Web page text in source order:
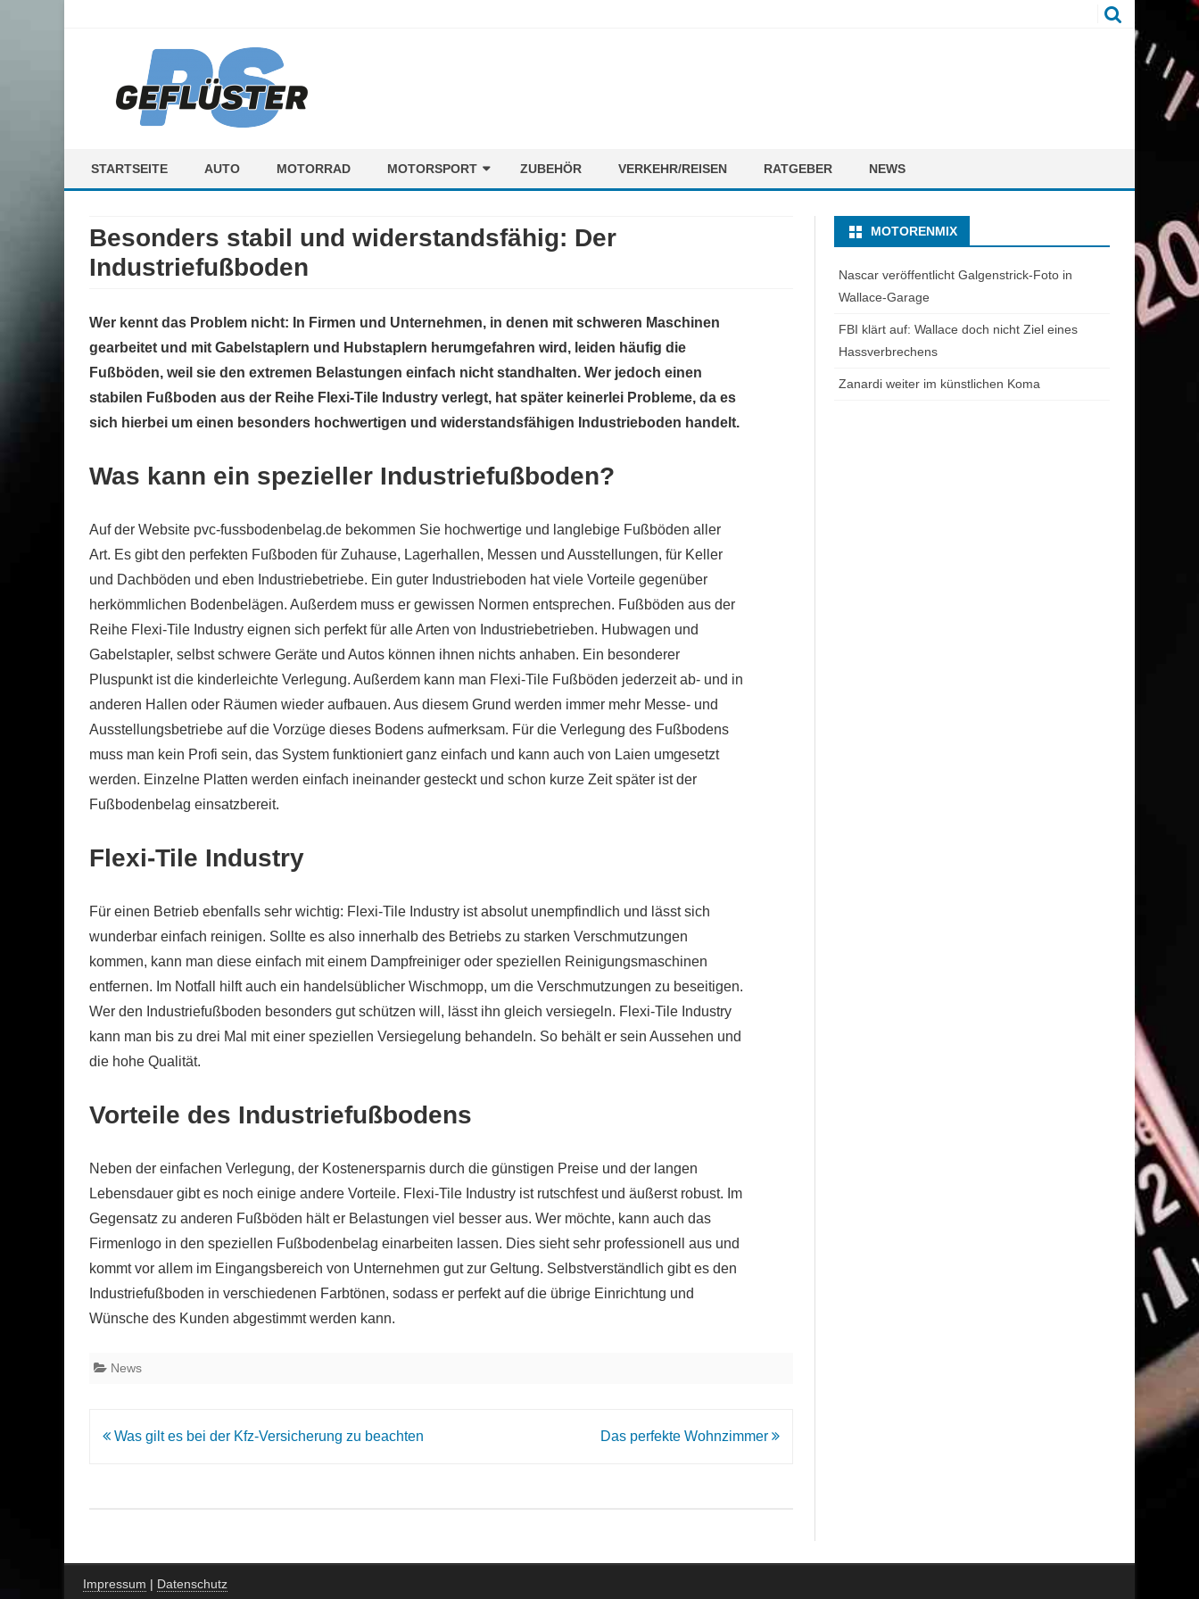
STARTSEITE AUTO MOTORRAD MOTORSPORT
FAHRER
MOTORENMIX
ZUBEHÖR VERKEHR/REISEN RATGEBER NEWS
Besonders stabil und widerstandsfähig: Der
Industriefußboden
Wer kennt das Problem nicht: In Firmen und Unternehmen, in denen mit schweren Maschinen
gearbeitet und mit Gabelstaplern und Hubstaplern herumgefahren wird, leiden häufig die
Fußböden, weil sie den extremen Belastungen einfach nicht standhalten. Wer jedoch einen
stabilen Fußboden aus der Reihe Flexi-Tile Industry verlegt, hat später keinerlei Probleme, da es
sich hierbei um einen besonders hochwertigen und widerstandsfähigen Industrieboden handelt.
Was kann ein spezieller Industriefußboden?
Auf der Website pvc-fussbodenbelag.de bekommen Sie hochwertige und langlebige Fußböden aller
Art. Es gibt den perfekten Fußboden für Zuhause, Lagerhallen, Messen und Ausstellungen, für Keller
und Dachböden und eben Industriebetriebe. Ein guter Industrieboden hat viele Vorteile gegenüber
herkömmlichen Bodenbelägen. Außerdem muss er gewissen Normen entsprechen. Fußböden aus der
Reihe Flexi-Tile Industry eignen sich perfekt für alle Arten von Industriebetrieben. Hubwagen und
Gabelstapler, selbst schwere Geräte und Autos können ihnen nichts anhaben. Ein besonderer
Pluspunkt ist die kinderleichte Verlegung. Außerdem kann man Flexi-Tile Fußböden jederzeit ab- und in
anderen Hallen oder Räumen wieder aufbauen. Aus diesem Grund werden immer mehr Messe- und
Ausstellungsbetriebe auf die Vorzüge dieses Bodens aufmerksam. Für die Verlegung des Fußbodens
muss man kein Profi sein, das System funktioniert ganz einfach und kann auch von Laien umgesetzt
werden. Einzelne Platten werden einfach ineinander gesteckt und schon kurze Zeit später ist der
Fußbodenbelag einsatzbereit.
Flexi-Tile Industry
Für einen Betrieb ebenfalls sehr wichtig: Flexi-Tile Industry ist absolut unempfindlich und lässt sich
wunderbar einfach reinigen. Sollte es also innerhalb des Betriebs zu starken Verschmutzungen
kommen, kann man diese einfach mit einem Dampfreiniger oder speziellen Reinigungsmaschinen
entfernen. Im Notfall hilft auch ein handelsüblicher Wischmopp, um die Verschmutzungen zu beseitigen.
Wer den Industriefußboden besonders gut schützen will, lässt ihn gleich versiegeln. Flexi-Tile Industry
kann man bis zu drei Mal mit einer speziellen Versiegelung behandeln. So behält er sein Aussehen und
die hohe Qualität.
Vorteile des Industriefußbodens
Neben der einfachen Verlegung, der Kostenersparnis durch die günstigen Preise und der langen
Lebensdauer gibt es noch einige andere Vorteile. Flexi-Tile Industry ist rutschfest und äußerst robust. Im
Gegensatz zu anderen Fußböden hält er Belastungen viel besser aus. Wer möchte, kann auch das
Firmenlogo in den speziellen Fußbodenbelag einarbeiten lassen. Dies sieht sehr professionell aus und
kommt vor allem im Eingangsbereich von Unternehmen gut zur Geltung. Selbstverständlich gibt es den
Industriefußboden in verschiedenen Farbtönen, sodass er perfekt auf die übrige Einrichtung und
Wünsche des Kunden abgestimmt werden kann.
News
Beitrags-
Was gilt es bei der Kfz-Versicherung zu beachten Das perfekte Wohnzimmer
MOTORENMIX
Nascar veröffentlicht Galgenstrick-Foto in
Wallace-Garage
FBI klärt auf: Wallace doch nicht Ziel eines
Hassverbrechens
Zanardi weiter im künstlichen Koma
Impressum | Datenschutz